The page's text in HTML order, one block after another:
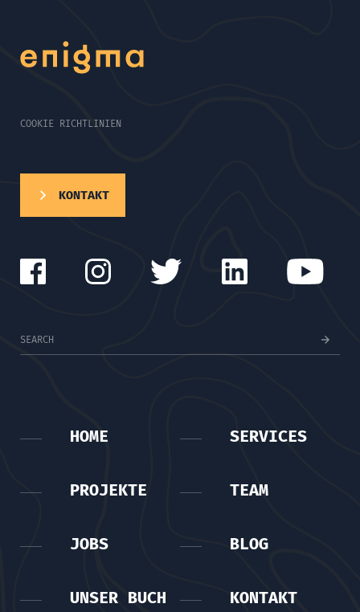
COOKIE RICHTLINIEN
KONTAKT
HOME SERVICES
PROJEKTE TEAM
JOBS BLOG
UNSER BUCH KONTAKT